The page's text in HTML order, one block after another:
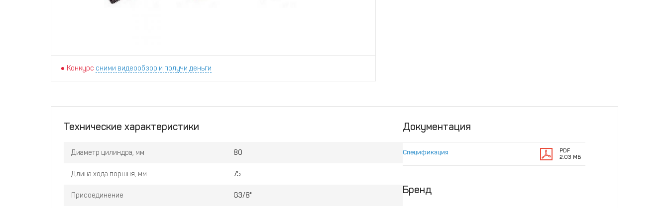
Конкурс сними видеообзор и получи деньги
Технические характеристики
Диаметр цилиндра, мм 80
Длина хода поршня, мм 75
Присоединение G3/8"
Документация
Спецификация
PDF
2.03 МБ
Бренд